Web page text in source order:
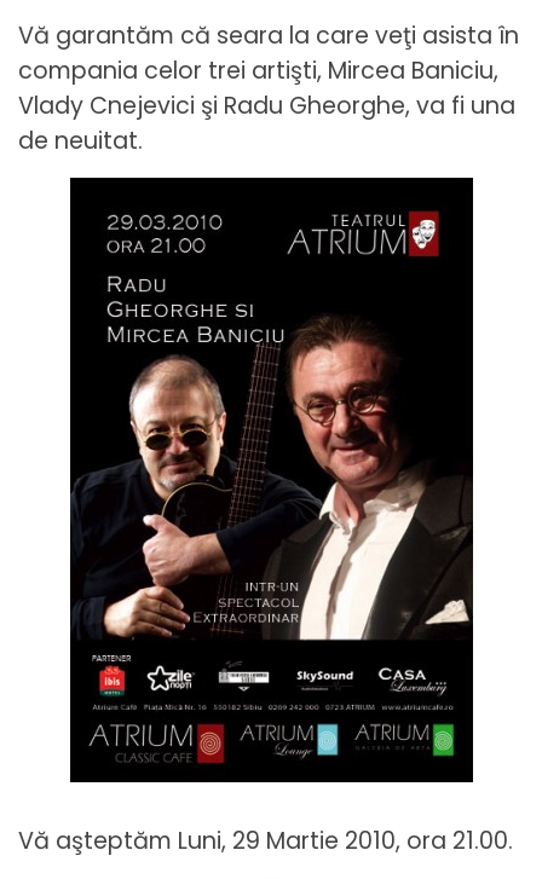
Vă garantăm că seara la care veţi asista în
compania celor trei artişti, Mircea Baniciu,
Vlady Cnejevici şi Radu Gheorghe, va fi una
de neuitat.
Vă aşteptăm Luni, 29 Martie 2010, ora 21.00.